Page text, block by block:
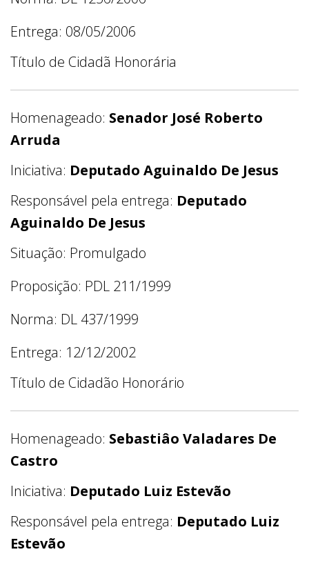
Entrega: 08/05/2006
Título de Cidadã Honorária
Homenageado: Senador José Roberto
Arruda
Iniciativa: Deputado Aguinaldo De Jesus
Responsável pela entrega: Deputado
Aguinaldo De Jesus
Situação: Promulgado
Proposição: PDL 211/1999
Norma: DL 437/1999
Entrega: 12/12/2002
Título de Cidadão Honorário
Homenageado: Sebastiâo Valadares De
Castro
Iniciativa: Deputado Luiz Estevão
Responsável pela entrega: Deputado Luiz
Estevão